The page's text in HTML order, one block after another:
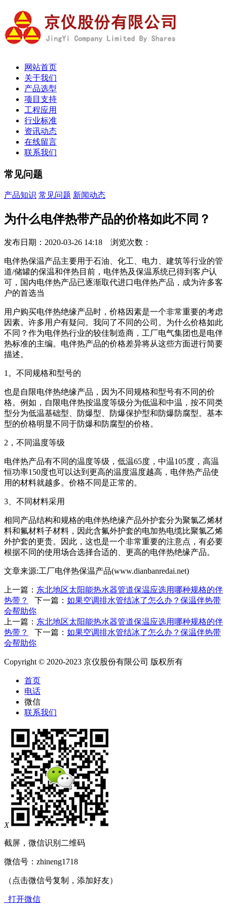
网站首页
关于我们
产品选型
项目支持
工程应用
行业标准
资讯动态
在线留言
联系我们
常见问题
产品知识 常见问题 新闻动态
为什么电伴热带产品的价格如此不同？
发布日期：2020-03-26 14:18 浏览次数：
电伴热保温产品主要用于石油、化工、电力、建筑等行业的管
道/储罐的保温和伴热目前，电伴热及保温系统已得到客户认
可，国内电伴热产品已逐渐取代进口电伴热产品，成为许多客
户的首选当
用户购买电伴热绝缘产品时，价格因素是一个非常重要的考虑
因素。许多用户有疑问。我问了不同的公司。为什么价格如此
不同？作为电伴热行业的较佳制造商，工厂电气集团也是电伴
热标准的主编。电伴热产品的价格差异将从这些方面进行简要
描述。
1。不同规格和型号的
也是自限电伴热绝缘产品，因为不同规格和型号有不同的价
格。例如，自限电伴热按温度等级分为低温和中温，按不同类
型分为低温基础型、防爆型、防爆保护型和防爆防腐型。基本
型的价格明显不同于防爆和防腐型的价格。
2，不同温度等级
电伴热产品有不同的温度等级，低温65度，中温105度，高温
恒功率150度也可以达到更高的温度温度越高，电伴热产品使
用的材料就越多。价格不同是正常的。
3、不同材料采用
相同产品结构和规格的电伴热绝缘产品外护套分为聚氯乙烯材
料和氟材料子材料，因此含氟外护套的电加热电缆比聚氯乙烯
外护套的更贵。因此，这也是一个非常重要的注意点，有必要
根据不同的使用场合选择合适的、更高的电伴热绝缘产品。
文章来源:工厂电伴热保温产品(www.dianbanredai.net)
上一篇： 东北地区太阳能热水器管道保温应选用哪种规格的伴
热带？
下一篇： 如果空调排水管结冰了怎么办？保温伴热带
会帮助你
上一篇： 东北地区太阳能热水器管道保温应选用哪种规格的伴
热带？
下一篇： 如果空调排水管结冰了怎么办？保温伴热带
会帮助你
Copyright © 2020-2023 京仪股份有限公司 版权所有
首页
电话
微信
联系我们
X
截屏，微信识别二维码
微信号： zhineng1718
（点击微信号复制，添加好友）
打开微信